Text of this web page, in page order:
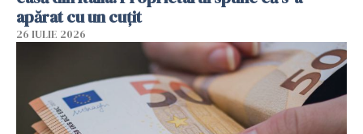
apărat cu un cuțit
26 IULIE 2026